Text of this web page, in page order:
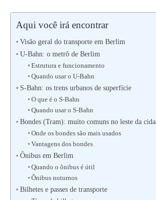
Aqui você irá encontrar
Visão geral do transporte em Berlim
U-Bahn: o metrô de Berlim
Estrutura e funcionamento
Quando usar o U-Bahn
S-Bahn: os trens urbanos de superfície
O que é o S-Bahn
Quando usar o S-Bahn
Bondes (Tram): muito comuns no leste da
Onde os bondes são mais usados
Vantagens dos bondes
Ônibus em Berlim
Quando o ônibus é útil
Ônibus noturnos
Bilhetes e passes de transporte